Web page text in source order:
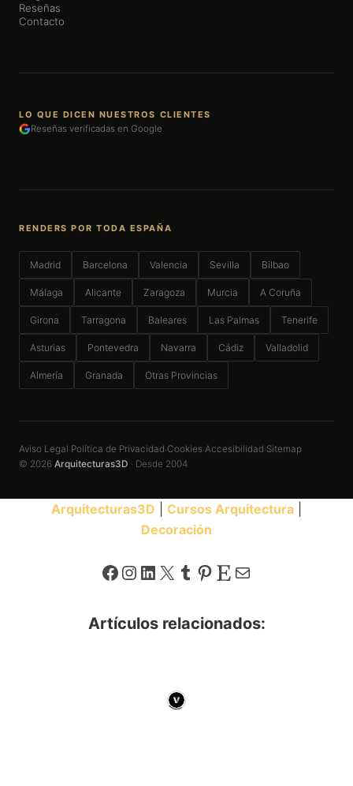
Reseñas
Contacto
LO QUE DICEN NUESTROS CLIENTES
Reseñas verificadas en Google
RENDERS POR TODA ESPAÑA
Madrid Barcelona Valencia Sevilla Bilbao
Málaga Alicante Zaragoza Murcia A Coruña
Girona Tarragona Baleares Las Palmas Tenerife
Asturias Pontevedra Navarra Cádiz Valladolid
Almería Granada Otras Provincias
Aviso Legal·Política de Privacidad·Cookies·Accesibilidad·Sitemap
© 2026 Arquitecturas3D · Desde 2004
Arquitecturas3D Cursos Arquitectura
Decoración
Facebook
Instagram
LinkedIn
X Tumblr
Pinterest
EtsyCorreo electrónico
Artículos relacionados: